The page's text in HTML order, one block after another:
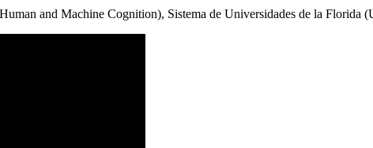
and Machine Cognition), Sistema de Universidades de la Florida